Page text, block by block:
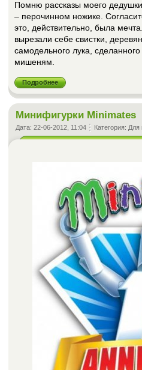
Помню рассказы моего
– перочинном ножике.
это, действительно, была
вырезали себе свистки,
самодельного лука,
мишеням.
Подробнее
Минифигурки Minimates
Дата: 22-06-2012, 11:04 Категория: Для